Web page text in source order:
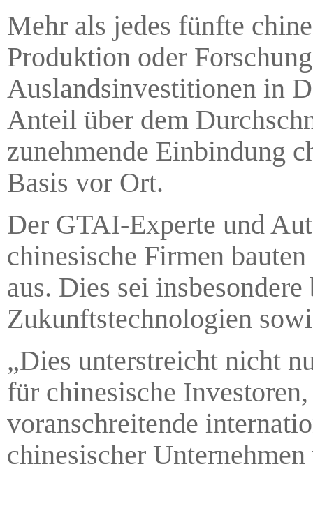
Mehr als jedes fünfte
Produktion oder
Auslandsinvestitionen in
Anteil über dem
zunehmende Einbindung
Basis vor Ort.
Der GTAI-Experte und
chinesische Firmen
aus. Dies sei
Zukunftstechnologien
„Dies unterstreicht nicht
für chinesische
voranschreitende
chinesischer